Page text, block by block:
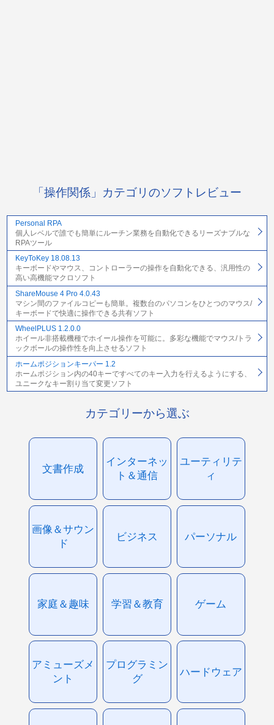
「操作関係」カテゴリのソフトレビュー
Personal RPA
個人レベルで誰でも簡単にルーチン業務を自動化できるリーズナブルな
RPAツール
KeyToKey 18.08.13
キーボードやマウス、コントローラーの操作を自動化できる、汎用性の
高い高機能マクロソフト
ShareMouse 4 Pro 4.0.43
マシン間のファイルコピーも簡単。複数台のパソコンをひとつのマウス/
キーボードで快適に操作できる共有ソフト
WheelPLUS 1.2.0.0
ホイール非搭載機種でホイール操作を可能に。多彩な機能でマウス/トラ
ックボールの操作性を向上させるソフト
ホームポジションキーパー 1.2
ホームポジション内の40キーですべてのキー入力を行えるようにする、
ユニークなキー割り当て変更ソフト
カテゴリーから選ぶ
文書作成
インターネッ
ト＆通信
ユーティリテ
ィ
画像＆サウン
ド
ビジネス パーソナル
家庭＆趣味 学習＆教育 ゲーム
アミューズメ
ント
プログラミン
グ
ハードウェア